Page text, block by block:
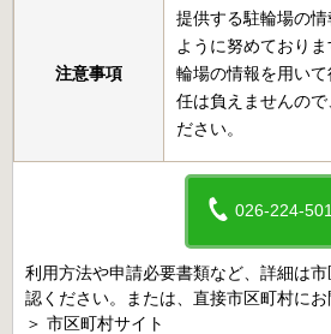
注意事項
提供する駐輪場の
ように努めており
輪場の情報を用い
任は負えませんので
ださい。
026-224-
利用方法や申請必要書類など、詳細は
認ください。または、直接市区町村にお
＞ 市区町村サイト